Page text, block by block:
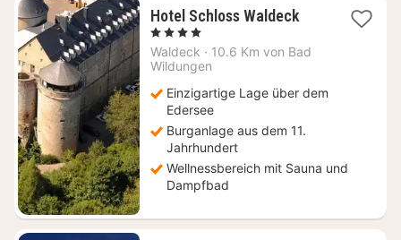
Hotel Schloss Waldeck1
ab
, 4 Sterne
Waldeck · 10.6 Km von Bad
Wildungen
Einzigartige Lage über dem
Edersee
Burganlage aus dem 11.
Jahrhundert
Wellnessbereich mit Sauna und
Dampfbad